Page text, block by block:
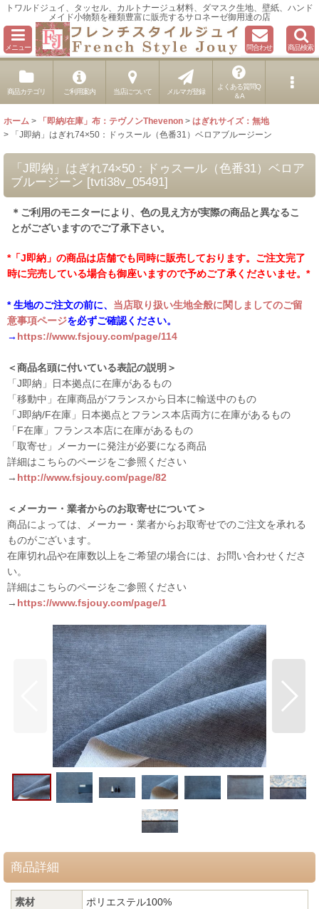
トワルドジュイ、タッセル、カルトナージュ材料、ダマスク生地、壁紙、ハンド
メイド小物類を種類豊富に販売するサロネーゼ御用達の店
メニュー 問合わせ 商品検索
商品カテゴリ ご利用案内 当店について メルマガ登録
よくある質問Q
＆A
ホーム > 「即納/在庫」布：テヴノンThevenon > はぎれサイズ：無地
>
「J即納」はぎれ74×50：ドゥスール（色番31）ベロアブルージーン
「J即納」はぎれ74×50：ドゥスール（色番31）ベロア
ブルージーン [tvti38v_05491]
＊ご利用のモニターにより、色の見え方が実際の商品と異なるこ
とがございますのでご了承下さい。
*「J即納」の商品は店舗でも同時に販売しております。ご注文完了
時に完売している場合も御座いますので予めご了承くださいませ。*
* 生地のご注文の前に、 当店取り扱い生地全般に関しましてのご留
意事項ページを必ずご確認ください。
→ https://www.fsjouy.com/page/114
＜商品名頭に付いている表記の説明＞
「J即納」日本拠点に在庫があるもの
「移動中」在庫商品がフランスから日本に輸送中のもの
「J即納/F在庫」日本拠点とフランス本店両方に在庫があるもの
「F在庫」フランス本店に在庫があるもの
「取寄せ」メーカーに発注が必要になる商品
詳細はこちらのページをご参照ください
→ http://www.fsjouy.com/page/82
＜メーカー・業者からのお取寄せについて＞
商品によっては、メーカー・業者からお取寄せでのご注文を承れる
ものがございます。
在庫切れ品や在庫数以上をご希望の場合には、お問い合わせくださ
い。
詳細はこちらのページをご参照ください
→ https://www.fsjouy.com/page/1
商品詳細
素材 ポリエステル100%